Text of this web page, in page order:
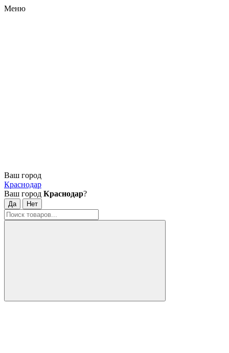
Меню
Ваш город
Краснодар
Ваш город Краснодар?